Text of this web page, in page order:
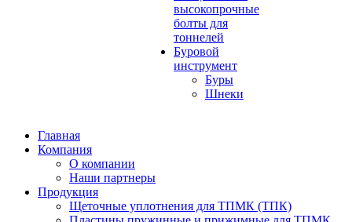
высокопрочные
болты для
тоннелей
Буровой
инструмент
Буры
Шнеки
Главная
Компания
О компании
Наши партнеры
Продукция
Щеточные уплотнения для ТПМК (ТПК)